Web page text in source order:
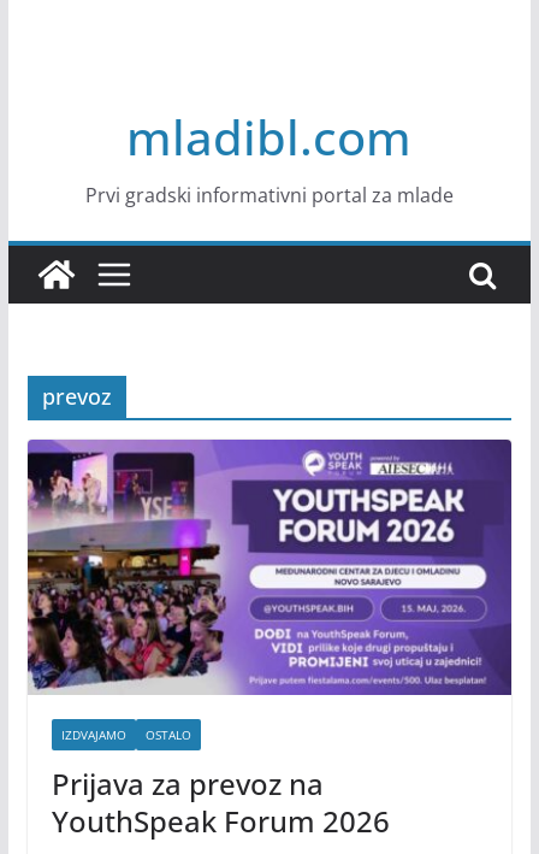
mladibl.com
Prvi gradski informativni portal za mlade
prevoz
IZDVAJAMO OSTALO
Prijava za prevoz na
YouthSpeak Forum 2026